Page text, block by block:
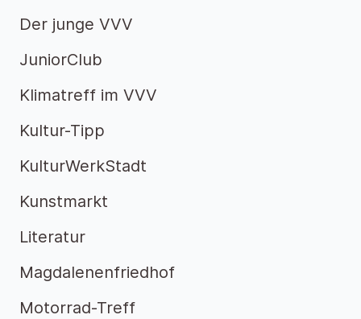
Der junge VVV
JuniorClub
Klimatreff im VVV
Kultur-Tipp
KulturWerkStadt
Kunstmarkt
Literatur
Magdalenenfriedhof
Motorrad-Treff